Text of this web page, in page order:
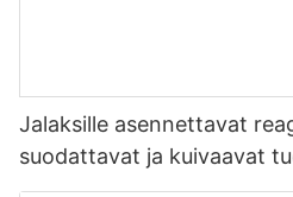
Jalaksille asennettavat
suodattavat ja kuivaavat